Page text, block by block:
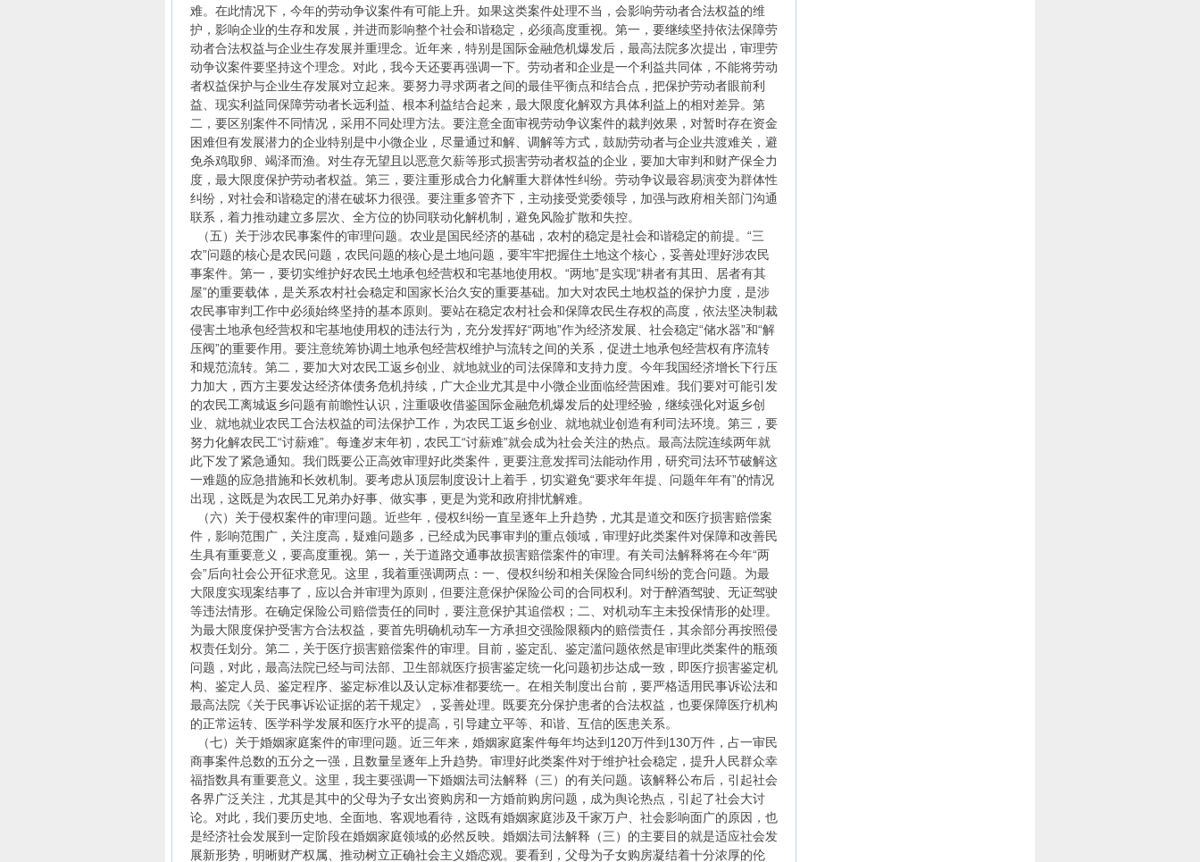
难。在此情况下，今年的劳动争议案件有可能上升。如果这类案件处理不当，会影响劳动者合法权益的维
护，影响企业的生存和发展，并进而影响整个社会和谐稳定，必须高度重视。第一，要继续坚持依法保障劳
动者合法权益与企业生存发展并重理念。近年来，特别是国际金融危机爆发后，最高法院多次提出，审理劳
动争议案件要坚持这个理念。对此，我今天还要再强调一下。劳动者和企业是一个利益共同体，不能将劳动
者权益保护与企业生存发展对立起来。要努力寻求两者之间的最佳平衡点和结合点，把保护劳动者眼前利
益、现实利益同保障劳动者长远利益、根本利益结合起来，最大限度化解双方具体利益上的相对差异。第
二，要区别案件不同情况，采用不同处理方法。要注意全面审视劳动争议案件的裁判效果，对暂时存在资金
困难但有发展潜力的企业特别是中小微企业，尽量通过和解、调解等方式，鼓励劳动者与企业共渡难关，避
免杀鸡取卵、竭泽而渔。对生存无望且以恶意欠薪等形式损害劳动者权益的企业，要加大审判和财产保全力
度，最大限度保护劳动者权益。第三，要注重形成合力化解重大群体性纠纷。劳动争议最容易演变为群体性
纠纷，对社会和谐稳定的潜在破坏力很强。要注重多管齐下，主动接受党委领导，加强与政府相关部门沟通
联系，着力推动建立多层次、全方位的协同联动化解机制，避免风险扩散和失控。
（五）关于涉农民事案件的审理问题。农业是国民经济的基础，农村的稳定是社会和谐稳定的前提。“三
农”问题的核心是农民问题，农民问题的核心是土地问题，要牢牢把握住土地这个核心，妥善处理好涉农民
事案件。第一，要切实维护好农民土地承包经营权和宅基地使用权。“两地”是实现“耕者有其田、居者有其
屋”的重要载体，是关系农村社会稳定和国家长治久安的重要基础。加大对农民土地权益的保护力度，是涉
农民事审判工作中必须始终坚持的基本原则。要站在稳定农村社会和保障农民生存权的高度，依法坚决制裁
侵害土地承包经营权和宅基地使用权的违法行为，充分发挥好“两地”作为经济发展、社会稳定“储水器”和“解
压阀”的重要作用。要注意统筹协调土地承包经营权维护与流转之间的关系，促进土地承包经营权有序流转
和规范流转。第二，要加大对农民工返乡创业、就地就业的司法保障和支持力度。今年我国经济增长下行压
力加大，西方主要发达经济体债务危机持续，广大企业尤其是中小微企业面临经营困难。我们要对可能引发
的农民工离城返乡问题有前瞻性认识，注重吸收借鉴国际金融危机爆发后的处理经验，继续强化对返乡创
业、就地就业农民工合法权益的司法保护工作，为农民工返乡创业、就地就业创造有利司法环境。第三，要
努力化解农民工“讨薪难”。每逢岁末年初，农民工“讨薪难”就会成为社会关注的热点。最高法院连续两年就
此下发了紧急通知。我们既要公正高效审理好此类案件，更要注意发挥司法能动作用，研究司法环节破解这
一难题的应急措施和长效机制。要考虑从顶层制度设计上着手，切实避免“要求年年提、问题年年有”的情况
出现，这既是为农民工兄弟办好事、做实事，更是为党和政府排忧解难。
（六）关于侵权案件的审理问题。近些年，侵权纠纷一直呈逐年上升趋势，尤其是道交和医疗损害赔偿案
件，影响范围广，关注度高，疑难问题多，已经成为民事审判的重点领域，审理好此类案件对保障和改善民
生具有重要意义，要高度重视。第一，关于道路交通事故损害赔偿案件的审理。有关司法解释将在今年“两
会”后向社会公开征求意见。这里，我着重强调两点：一、侵权纠纷和相关保险合同纠纷的竞合问题。为最
大限度实现案结事了，应以合并审理为原则，但要注意保护保险公司的合同权利。对于醉酒驾驶、无证驾驶
等违法情形。在确定保险公司赔偿责任的同时，要注意保护其追偿权；二、对机动车主未投保情形的处理。
为最大限度保护受害方合法权益，要首先明确机动车一方承担交强险限额内的赔偿责任，其余部分再按照侵
权责任划分。第二，关于医疗损害赔偿案件的审理。目前，鉴定乱、鉴定滥问题依然是审理此类案件的瓶颈
问题，对此，最高法院已经与司法部、卫生部就医疗损害鉴定统一化问题初步达成一致，即医疗损害鉴定机
构、鉴定人员、鉴定程序、鉴定标准以及认定标准都要统一。在相关制度出台前，要严格适用民事诉讼法和
最高法院《关于民事诉讼证据的若干规定》，妥善处理。既要充分保护患者的合法权益，也要保障医疗机构
的正常运转、医学科学发展和医疗水平的提高，引导建立平等、和谐、互信的医患关系。
（七）关于婚姻家庭案件的审理问题。近三年来，婚姻家庭案件每年均达到120万件到130万件，占一审民
商事案件总数的五分之一强，且数量呈逐年上升趋势。审理好此类案件对于维护社会稳定，提升人民群众幸
福指数具有重要意义。这里，我主要强调一下婚姻法司法解释（三）的有关问题。该解释公布后，引起社会
各界广泛关注，尤其是其中的父母为子女出资购房和一方婚前购房问题，成为舆论热点，引起了社会大讨
论。对此，我们要历史地、全面地、客观地看待，这既有婚姻家庭涉及千家万户、社会影响面广的原因，也
是经济社会发展到一定阶段在婚姻家庭领域的必然反映。婚姻法司法解释（三）的主要目的就是适应社会发
展新形势，明晰财产权属、推动树立正确社会主义婚恋观。要看到，父母为子女购房凝结着十分浓厚的伦